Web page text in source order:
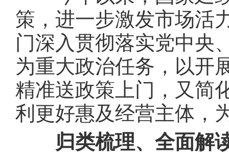
策，进一步激发市场活
门深入贯彻落实党中央
为重大政治任务，以开
精准送政策上门，又简
利更好惠及经营主体，
归类梳理、全面解